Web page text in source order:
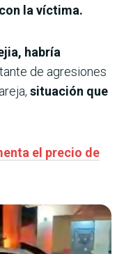
la víctima.
habría
de agresiones
situación que
el precio de